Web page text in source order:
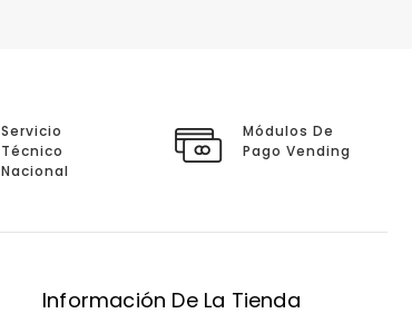
Servicio
Técnico
Nacional
Módulos De
Pago Vending
Información De La Tienda